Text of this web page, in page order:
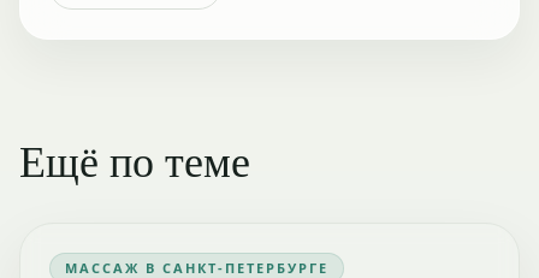
Ещё по теме
МАССАЖ В САНКТ-ПЕТЕРБУРГЕ